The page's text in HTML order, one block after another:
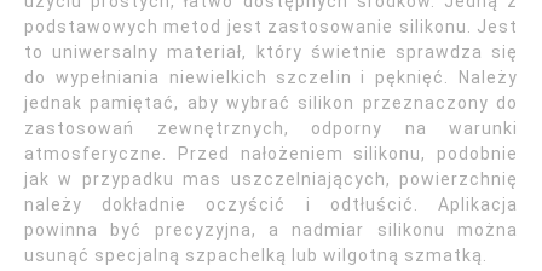
podstawowych metod jest zastosowanie silikonu. Jest
to uniwersalny materiał, który świetnie sprawdza się
do wypełniania niewielkich szczelin i pęknięć. Należy
jednak pamiętać, aby wybrać silikon przeznaczony do
zastosowań zewnętrznych, odporny na warunki
atmosferyczne. Przed nałożeniem silikonu, podobnie
jak w przypadku mas uszczelniających, powierzchnię
należy dokładnie oczyścić i odtłuścić. Aplikacja
powinna być precyzyjna, a nadmiar silikonu można
usunąć specjalną szpachelką lub wilgotną szmatką.